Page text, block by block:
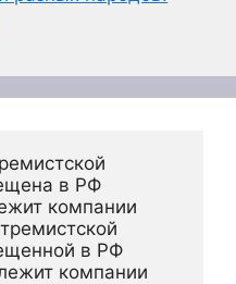
в РФ
компании
в РФ
компании